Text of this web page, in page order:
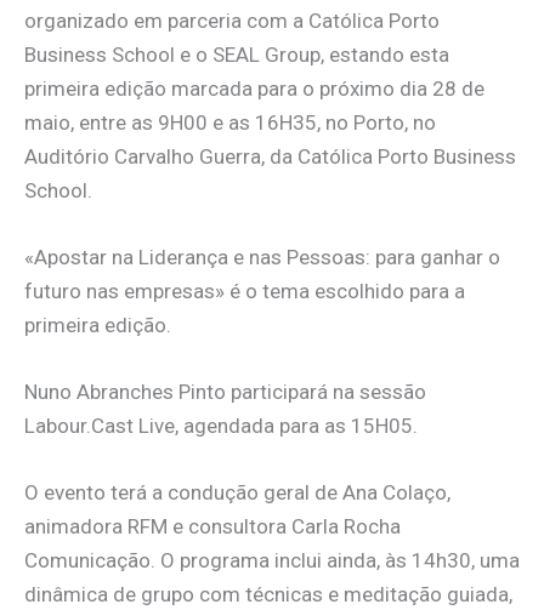
organizado em parceria com a Católica Porto
Business School e o SEAL Group, estando esta
primeira edição marcada para o próximo dia 28 de
maio, entre as 9H00 e as 16H35, no Porto, no
Auditório Carvalho Guerra, da Católica Porto Business
School.
«Apostar na Liderança e nas Pessoas: para ganhar o
futuro nas empresas» é o tema escolhido para a
primeira edição.
Nuno Abranches Pinto participará na sessão
Labour.Cast Live, agendada para as 15H05.
O evento terá a condução geral de Ana Colaço,
animadora RFM e consultora Carla Rocha
Comunicação. O programa inclui ainda, às 14h30, uma
dinâmica de grupo com técnicas e meditação guiada,